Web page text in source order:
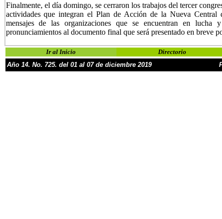
Finalmente, el día domingo, se cerraron los trabajos del tercer
actividades que integran el Plan de Acción de la Nueva Central
mensajes de las organizaciones que se encuentran en
pronunciamientos al documento final que será presentado en breve
Ir al Inicio
Directorio
Año 14. No. 725. del 01 al 07 de diciembre2019